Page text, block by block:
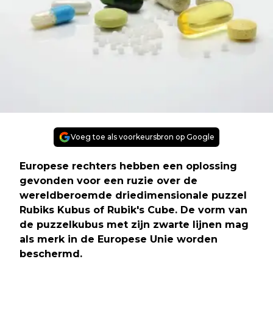
Voeg toe als voorkeursbron op Google
Europese rechters hebben een oplossing
gevonden voor een ruzie over de
wereldberoemde driedimensionale puzzel
Rubiks Kubus of Rubik's Cube. De vorm van
de puzzelkubus met zijn zwarte lijnen mag
als merk in de Europese Unie worden
beschermd.